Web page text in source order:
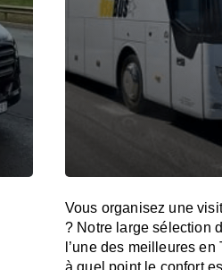
Vous organisez une
? Notre large sélection
l’une des meilleures
à quel point le confort